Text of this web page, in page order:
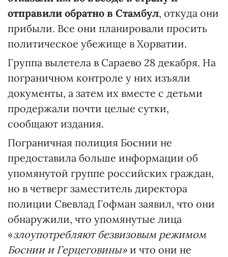
отправили обратно в Стамбул, откуда они
прибыли. Все они планировали просить
политическое убежище в Хорватии.
Группа вылетела в Сараево 28 декабря. На
пограничном контроле у них изъяли
документы, а затем их вместе с детьми
продержали почти целые сутки,
сообщают издания.
Пограничная полиция Боснии не
предоставила больше информации об
упомянутой группе российских граждан,
но в четверг заместитель директора
полиции Свевлад Гофман заявил, что они
обнаружили, что упомянутые лица
«злоупотребляют безвизовым режимом
Боснии и Герцеговины» и что они не